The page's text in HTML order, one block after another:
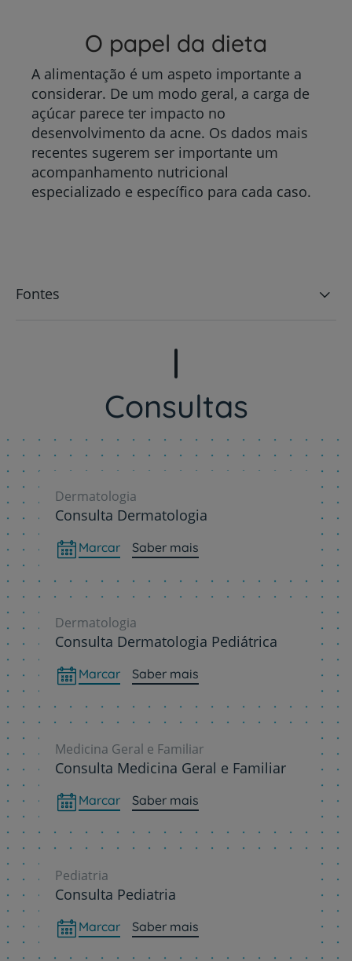
O papel da dieta
A alimentação é um aspeto importante a
considerar. De um modo geral, a carga de
açúcar parece ter impacto no
desenvolvimento da acne. Os dados mais
recentes sugerem ser importante um
acompanhamento nutricional
especializado e específico para cada caso.
Fontes
Consultas
Dermatologia
Consulta Dermatologia
Marcar Saber mais
Dermatologia
Consulta Dermatologia Pediátrica
Marcar Saber mais
Medicina Geral e Familiar
Consulta Medicina Geral e Familiar
Marcar Saber mais
Pediatria
Consulta Pediatria
Marcar Saber mais